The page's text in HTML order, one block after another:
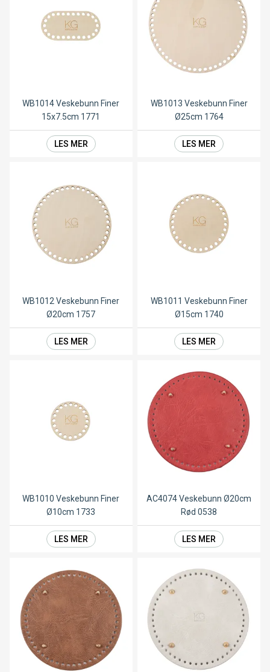
WB1014 Veskebunn Finer
15x7.5cm 1771
LES MER
WB1013 Veskebunn Finer
Ø25cm 1764
LES MER
WB1012 Veskebunn Finer
Ø20cm 1757
LES MER
WB1011 Veskebunn Finer
Ø15cm 1740
LES MER
WB1010 Veskebunn Finer
Ø10cm 1733
LES MER
AC4074 Veskebunn Ø20cm
Rød 0538
LES MER